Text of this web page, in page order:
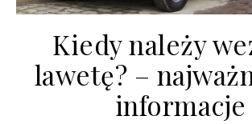
Kiedy należy
lawetę? –
informacje